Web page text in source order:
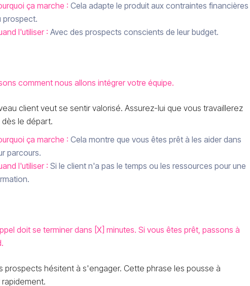
ça marche : Cela adapte le produit aux contraintes financières
prospect.
l'utiliser : Avec des prospects conscients de leur budget.
comment nous allons intégrer votre équipe.
client veut se sentir valorisé. Assurez-lui que vous travaillerez
dès le départ.
ça marche : Cela montre que vous êtes prêt à les aider dans
parcours.
l'utiliser : Si le client n'a pas le temps ou les ressources pour une
doit se terminer dans [X] minutes. Si vous êtes prêt, passons à
prospects hésitent à s'engager. Cette phrase les pousse à